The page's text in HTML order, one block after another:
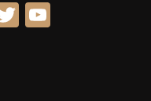
Twitter